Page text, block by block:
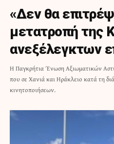
«Δεν θα
μετατροπή της
ανεξέλεγκτων
Η Παγκρήτια Ένωση Αξιωματικών
που σε Χανιά και Ηράκλειο κατά τη
κινητοποιήσεων.